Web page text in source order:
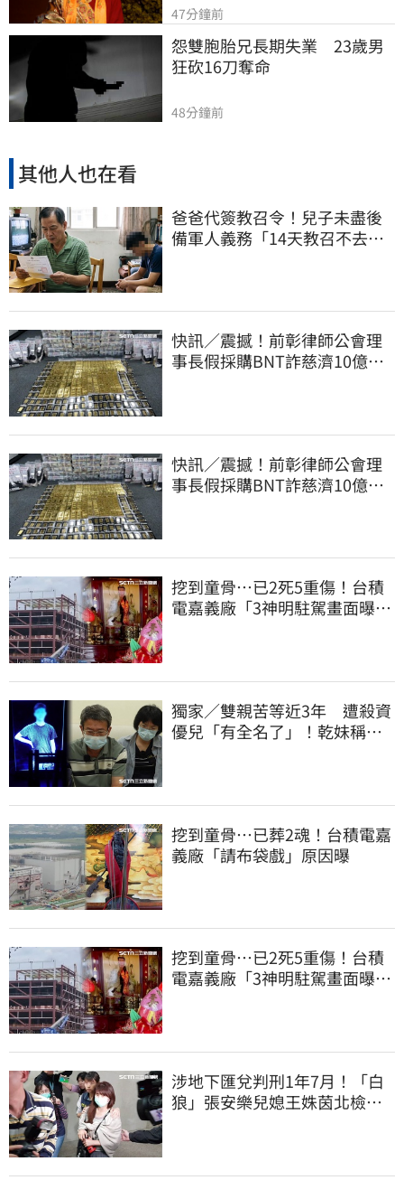
47分鐘前
怨雙胞胎兄長期失業　23歲男
狂砍16刀奪命
48分鐘前
其他人也在看
爸爸代簽教召令！兒子未盡後
備軍人義務「14天教召不去」
快訊／震撼！前彰律師公會理
事長假採購BNT詐慈濟10億、
快訊／震撼！前彰律師公會理
事長假採購BNT詐慈濟10億、
挖到童骨…已2死5重傷！台積
電嘉義廠「3神明駐駕畫面曝
獨家／雙親苦等近3年 遭殺資
優兒「有全名了」！乾妹稱賠
挖到童骨…已葬2魂！台積電嘉
義廠「請布袋戲」原因曝
挖到童骨…已2死5重傷！台積
電嘉義廠「3神明駐駕畫面曝
涉地下匯兌判刑1年7月！「白
狼」張安樂兒媳王姝茵北檢報